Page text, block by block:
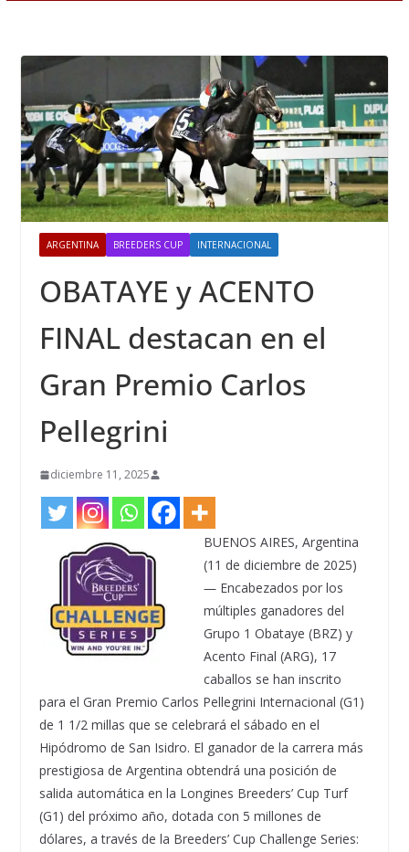
ARGENTINA BREEDERS CUP INTERNACIONAL
OBATAYE y ACENTO
FINAL destacan en el
Gran Premio Carlos
Pellegrini
diciembre 11, 2025
BUENOS AIRES, Argentina
(11 de diciembre de 2025)
― Encabezados por los
múltiples ganadores del
Grupo 1 Obataye (BRZ) y
Acento Final (ARG), 17
caballos se han inscrito
para el Gran Premio Carlos Pellegrini Internacional (G1)
de 1 1/2 millas que se celebrará el sábado en el
Hipódromo de San Isidro. El ganador de la carrera más
prestigiosa de Argentina obtendrá una posición de
salida automática en la Longines Breeders’ Cup Turf
(G1) del próximo año, dotada con 5 millones de
dólares, a través de la Breeders’ Cup Challenge Series: